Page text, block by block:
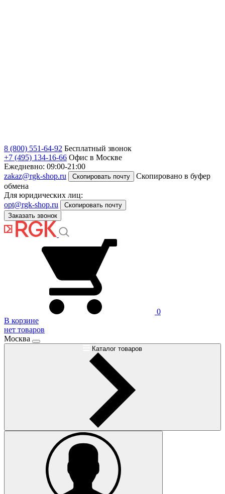
8 (800) 551-64-92 Бесплатный звонок
+7 (495) 134-16-66 Офис в Москве
Ежедневно: 09:00-21:00
zakaz@rgk-shop.ru
Скопировать почту
Скопировано в буфер
обмена
Для юридических лиц:
opt@rgk-shop.ru
Скопировать почту
Заказать звонок
0
В корзине
нет товаров
Москва
Каталог товаров